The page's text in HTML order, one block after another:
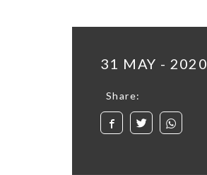
31 MAY - 2020
Share: